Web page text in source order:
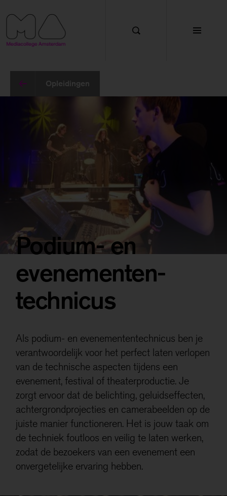
Opleidingen
Podium- en
evenementen­
technicus
Als podium- en evenemententechnicus ben je
verantwoordelijk voor het perfect laten verlopen
van de technische aspecten tijdens een
evenement, festival of theaterproductie. Je
zorgt ervoor dat de belichting, geluidseffecten,
achtergrondprojecties en camerabeelden op de
juiste manier functioneren. Het is jouw taak om
de techniek foutloos en veilig te laten werken,
zodat de bezoekers van een evenement een
onvergetelijke ervaring hebben.
Functionele cookies
Met deze cookies zorgen we ervoor dat de website
Cookies van andere aanbieders
en Google Maps weergeven op de website.
Marketing cookies
Met deze cookies kunnen we gegevens over jou
verzamelen zodat we onze marketing activiteiten
kunnen meten en we je werving en voorlichting
kunnen bieden.
Analytische cookies
Deze niet-anonieme cookies stellen ons in staat om
gegevens over u te verzamelen, zodat we het gebruik
van de website kunnen meten en deze kunnen
misschien niet goed. Je kan de cookies altijd nog
aanpassen.
Alles accepteren
Opslaan